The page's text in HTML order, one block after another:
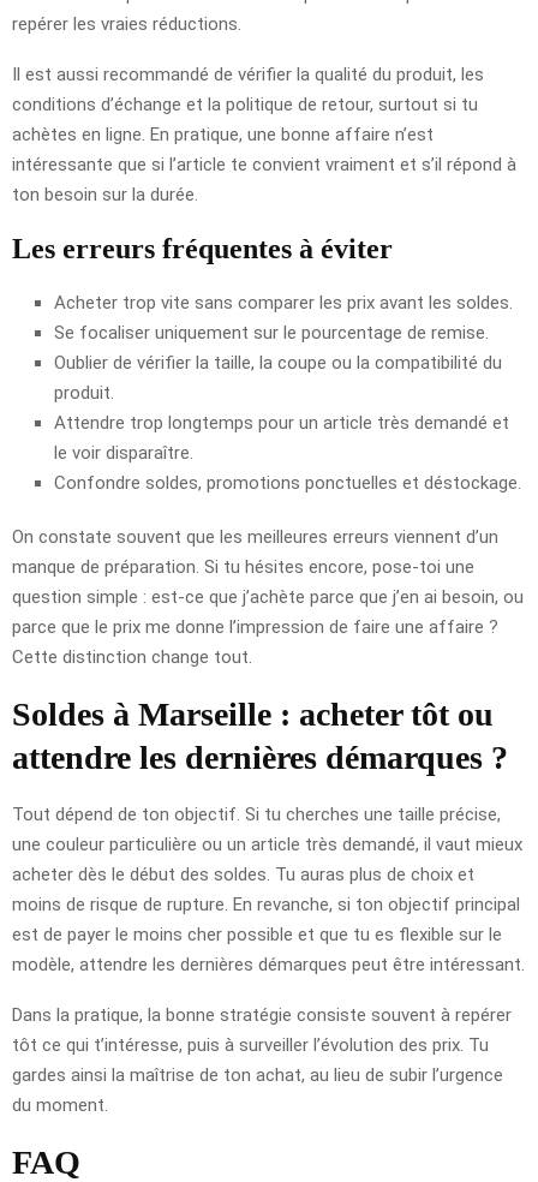
repérer les vraies réductions.
Il est aussi recommandé de vérifier la qualité du produit, les
conditions d’échange et la politique de retour, surtout si tu
achètes en ligne. En pratique, une bonne affaire n’est
intéressante que si l’article te convient vraiment et s’il répond à
ton besoin sur la durée.
Les erreurs fréquentes à éviter
Acheter trop vite sans comparer les prix avant les soldes.
Se focaliser uniquement sur le pourcentage de remise.
Oublier de vérifier la taille, la coupe ou la compatibilité du
produit.
Attendre trop longtemps pour un article très demandé et
le voir disparaître.
Confondre soldes, promotions ponctuelles et déstockage.
On constate souvent que les meilleures erreurs viennent d’un
manque de préparation. Si tu hésites encore, pose-toi une
question simple : est-ce que j’achète parce que j’en ai besoin, ou
parce que le prix me donne l’impression de faire une affaire ?
Cette distinction change tout.
Soldes à Marseille : acheter tôt ou
attendre les dernières démarques ?
Tout dépend de ton objectif. Si tu cherches une taille précise,
une couleur particulière ou un article très demandé, il vaut mieux
acheter dès le début des soldes. Tu auras plus de choix et
moins de risque de rupture. En revanche, si ton objectif principal
est de payer le moins cher possible et que tu es flexible sur le
modèle, attendre les dernières démarques peut être intéressant.
Dans la pratique, la bonne stratégie consiste souvent à repérer
tôt ce qui t’intéresse, puis à surveiller l’évolution des prix. Tu
gardes ainsi la maîtrise de ton achat, au lieu de subir l’urgence
du moment.
FAQ